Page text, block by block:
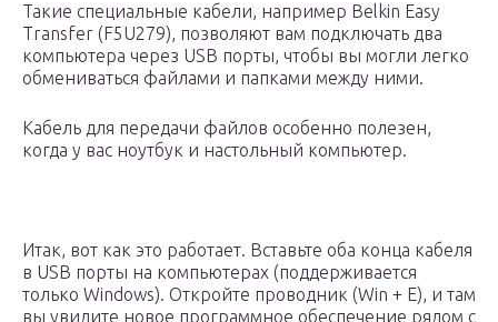
Такие специальные кабели, например Belkin Easy
Transfer (F5U279), позволяют вам подключать два
компьютера через USB порты, чтобы вы могли легко
обмениваться файлами и папками между ними.
Кабель для передачи файлов особенно полезен,
когда у вас ноутбук и настольный компьютер.
Итак, вот как это работает. Вставьте оба конца кабеля
в USB порты на компьютерах (поддерживается
только Windows). Откройте проводник (Win + E), и там
вы увидите новое программное обеспечение рядом с